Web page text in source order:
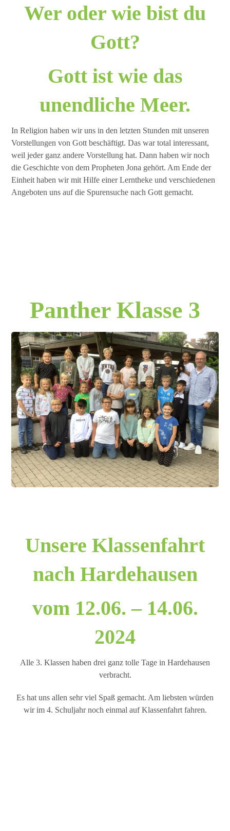
Wer oder wie bist du
Gott?
Gott ist wie das
unendliche Meer.
In Religion haben wir uns in den letzten Stunden mit unseren
Vorstellungen von Gott beschäftigt. Das war total interessant,
weil jeder ganz andere Vorstellung hat. Dann haben wir noch
die Geschichte von dem Propheten Jona gehört. Am Ende der
Einheit haben wir mit Hilfe einer Lerntheke und verschiedenen
Angeboten uns auf die Spurensuche nach Gott gemacht.
Panther Klasse 3
Unsere Klassenfahrt
nach Hardehausen
vom 12.06. – 14.06.
2024
Alle 3. Klassen haben drei ganz tolle Tage in Hardehausen
verbracht.
Es hat uns allen sehr viel Spaß gemacht. Am liebsten würden
wir im 4. Schuljahr noch einmal auf Klassenfahrt fahren.